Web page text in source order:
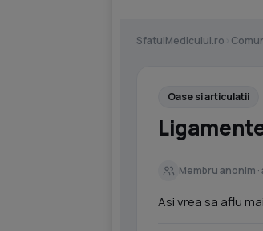
SfatulMedicului.ro
Oase si articulatii
Membru anonim ·
Asi vrea sa aflu